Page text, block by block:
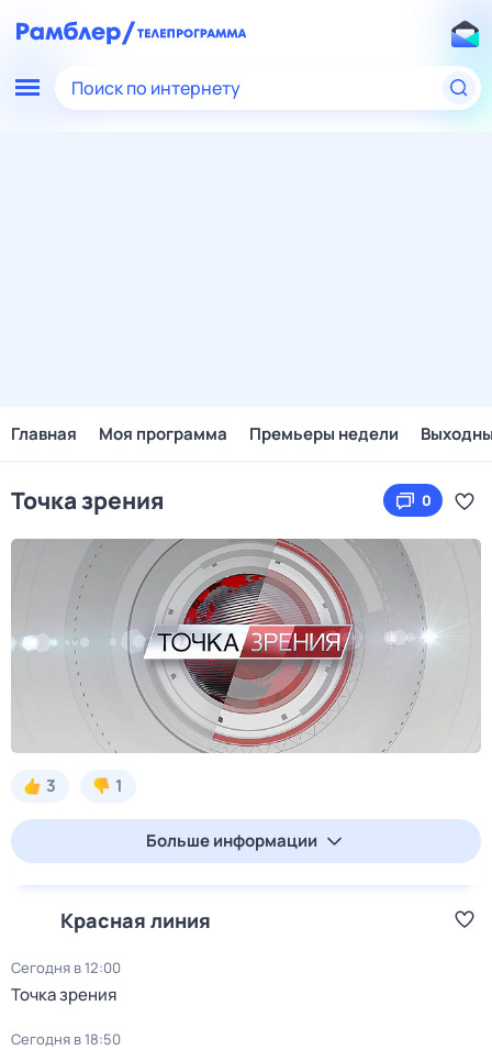
Поиск по интернету
Главная Моя программа Премьеры недели
Точка зрения 0
3 1
Больше информации
Красная линия
Сегодня в 12:00
Точка зрения
Сегодня в 18:50